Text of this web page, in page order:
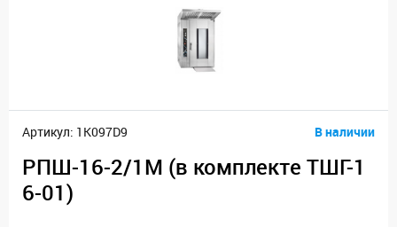
Артикул: 1K097D9 В наличии
РПШ-16-2/1М (в комплекте ТШГ-1
6-01)